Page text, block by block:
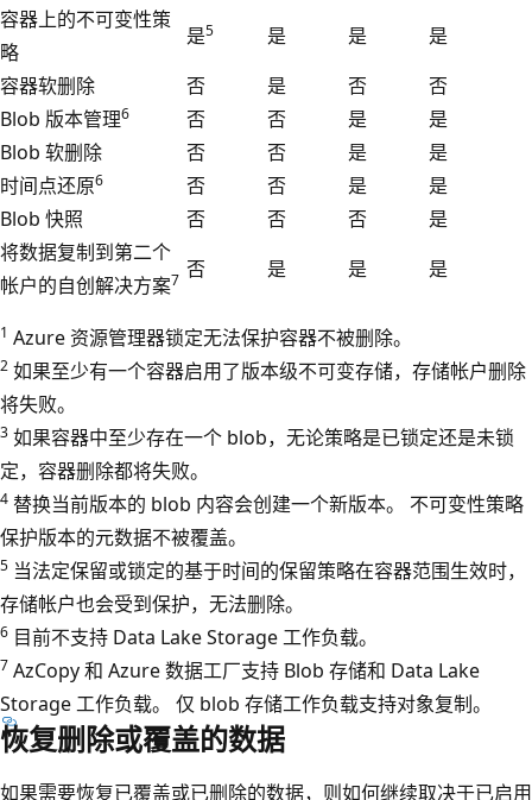
容器上的不可变性策
略
是5 是 是
是
容器软删除
否 是 否
否
Blob 版本管理6 否 否 是
是
Blob 软删除
否 否 是
是
时间点还原6 否 否 是
是
Blob 快照
否 否 否
是
将数据复制到第二个
帐户的自创解决方案7 否 是 是 是
1 Azure 资源管理器锁定无法保护容器不被删除。
2 如果至少有一个容器启用了版本级不可变存储，存储帐户删除
将失败。
3 如果容器中至少存在一个 blob，无论策略是已锁定还是未锁
定，容器删除都将失败。
4 替换当前版本的 blob 内容会创建一个新版本。 不可变性策略
保护版本的元数据不被覆盖。
5 当法定保留或锁定的基于时间的保留策略在容器范围生效时，
存储帐户也会受到保护，无法删除。
6 目前不支持 Data Lake Storage 工作负载。
7 AzCopy 和 Azure 数据工厂支持 Blob 存储和 Data Lake
Storage 工作负载。 仅 blob 存储工作负载支持对象复制。
恢复删除或覆盖的数据
如果需要恢复已覆盖或已删除的数据，则如何继续取决于已启用